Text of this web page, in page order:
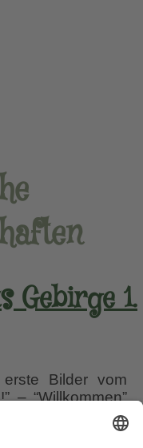
Gebirge 1.
Bilder vom
– “Willkommen”
Gruß, der mir
in Antalya